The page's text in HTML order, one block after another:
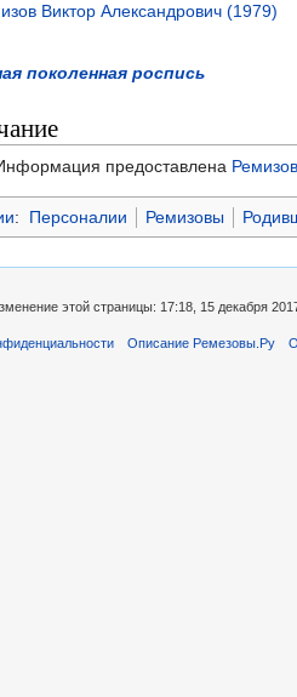
Виктор Александрович (1979)
поколенная роспись
предоставлена
: Персоналии Ремизовы
этой страницы: 17:18, 15 декабря
Описание Ремезовы.Ру